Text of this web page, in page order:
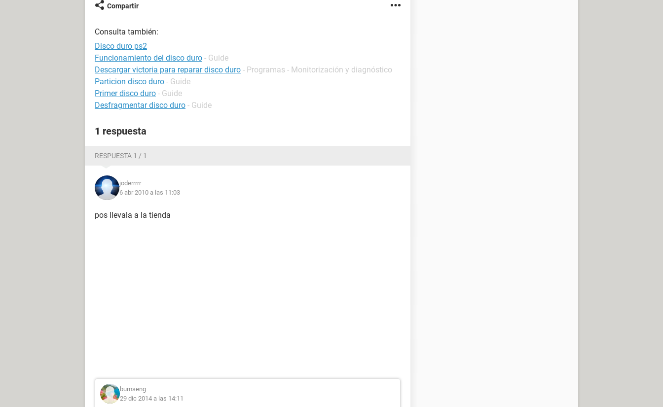
Compartir
Consulta también:
Disco duro ps2
Funcionamiento del disco duro - Guide
Descargar victoria para reparar disco duro - Programas - Monitorización y diagnóstico
Particion disco duro - Guide
Primer disco duro - Guide
Desfragmentar disco duro - Guide
1 respuesta
RESPUESTA 1 / 1
joderrrrr
6 abr 2010 a las 11:03
pos llevala a la tienda
bumseng
29 dic 2014 a las 14:11